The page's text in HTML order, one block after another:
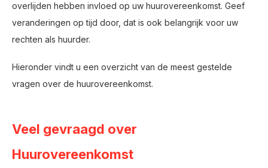
overlijden hebben invloed op uw huurovereenkomst. Geef
veranderingen op tijd door, dat is ook belangrijk voor uw
rechten als huurder.
Hieronder vindt u een overzicht van de meest gestelde
vragen over de huurovereenkomst.
Veel gevraagd over
Huurovereenkomst